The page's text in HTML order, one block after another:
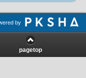
by
pagetop